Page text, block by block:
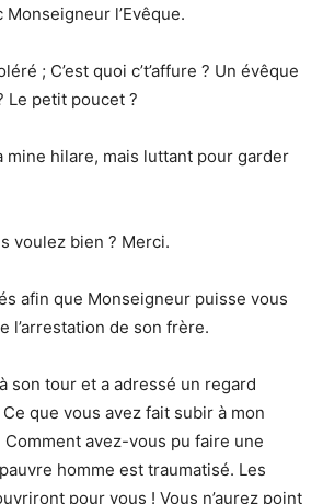
l’Evêque.
; C’est quoi c’t’affure ? Un évêque
Le petit poucet ?
mine hilare, mais luttant pour garder
voulez bien ? Merci.
afin que Monseigneur puisse vous
l’arrestation de son frère.
à son tour et a adressé un regard
que vous avez fait subir à mon
avez-vous pu faire une
homme est traumatisé. Les
pour vous ! Vous n’aurez point